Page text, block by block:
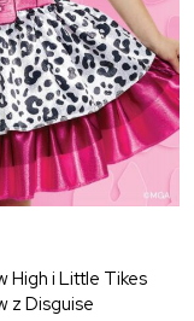
High i Little Tikes
z Disguise